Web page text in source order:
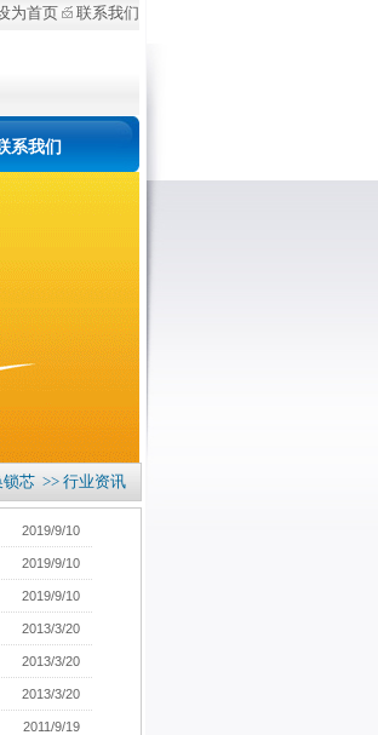
为首页 联系我们
系我们
锁芯 >> 行业资讯
2019/9/10
2019/9/10
2019/9/10
2013/3/20
2013/3/20
2013/3/20
2011/9/19